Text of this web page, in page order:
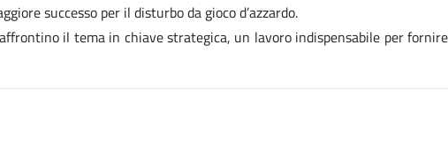
successo per il disturbo da gioco d’azzardo.
il tema in chiave strategica, un lavoro indispensabile per fornire